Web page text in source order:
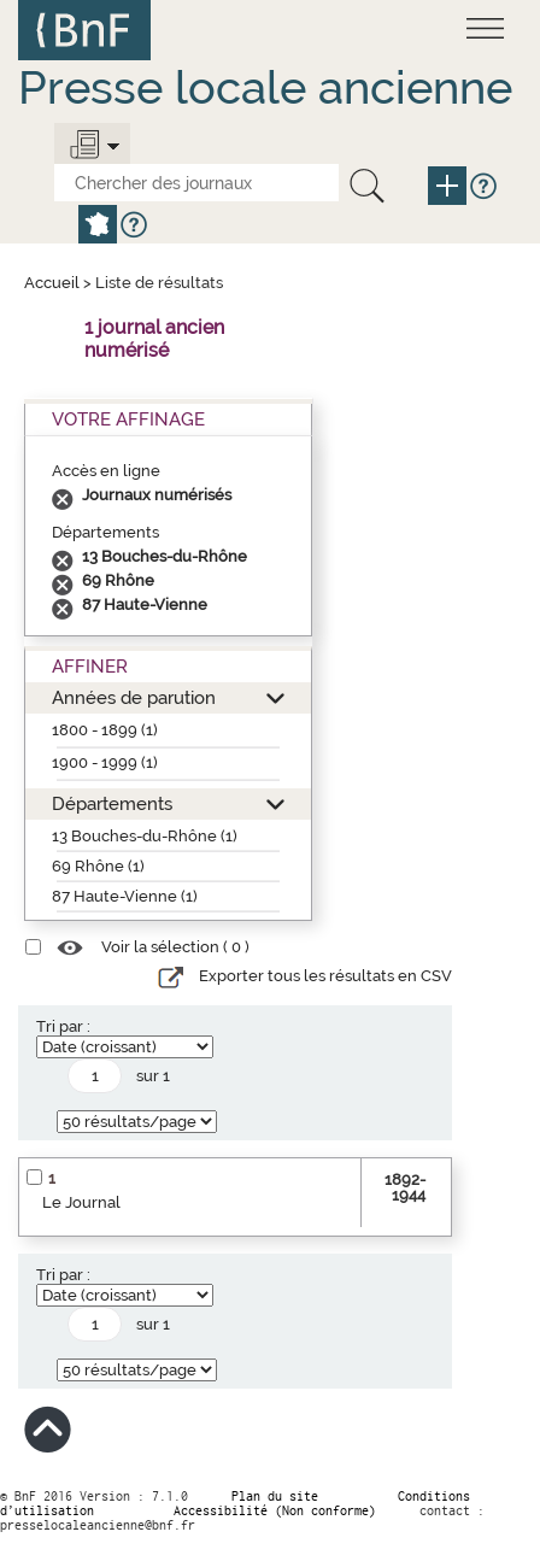
contenu
principal
Presse locale ancienne
Accueil > Liste de résultats
1 journal ancien
numérisé
VOTRE AFFINAGE
Accès en ligne
Journaux numérisés
Départements
13 Bouches-du-Rhône
69 Rhône
87 Haute-Vienne
AFFINER
Années de parution
1800 - 1899 (1)
1900 - 1999 (1)
Départements
13 Bouches-du-Rhône (1)
69 Rhône (1)
87 Haute-Vienne (1)
Voir la sélection ( 0 )
Exporter tous les résultats en CSV
Tri par :
sur 1
1
Le Journal
1892-
1944
Tri par :
sur 1
© BnF 2016 Version : 7.1.0 Plan du site
Conditions
d’utilisation
Accessibilité (Non conforme)
contact :
presselocaleancienne@bnf.fr
Panneau de gestion des cookies